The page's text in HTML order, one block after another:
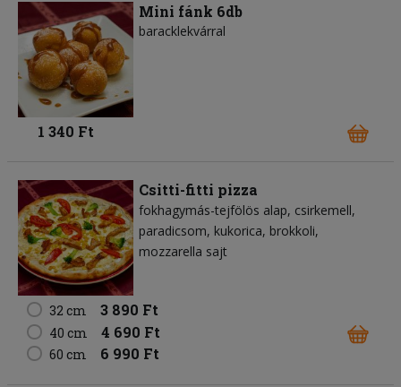
Mini fánk 6db
baracklekvárral
1 340 Ft
Csitti-fitti pizza
fokhagymás-tejfölös alap csirkemell
paradicsom kukorica brokkoli
mozzarella sajt
32 cm 3 890 Ft
40 cm 4 690 Ft
60 cm 6 990 Ft